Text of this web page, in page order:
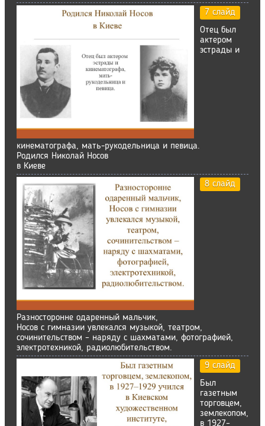
7 слайд
Отец был
актером
эстрады и
кинематографа, мать-рукодельница и певица.
Родился Николай Носов
в Киеве
8 слайд
Разносторонне одаренный мальчик,
Носов с гимназии увлекался музыкой, театром,
сочинительством – наряду с шахматами, фотографией,
электротехникой, радиолюбительством.
9 слайд
Был
газетным
торговцем,
землекопом,
в 1927–